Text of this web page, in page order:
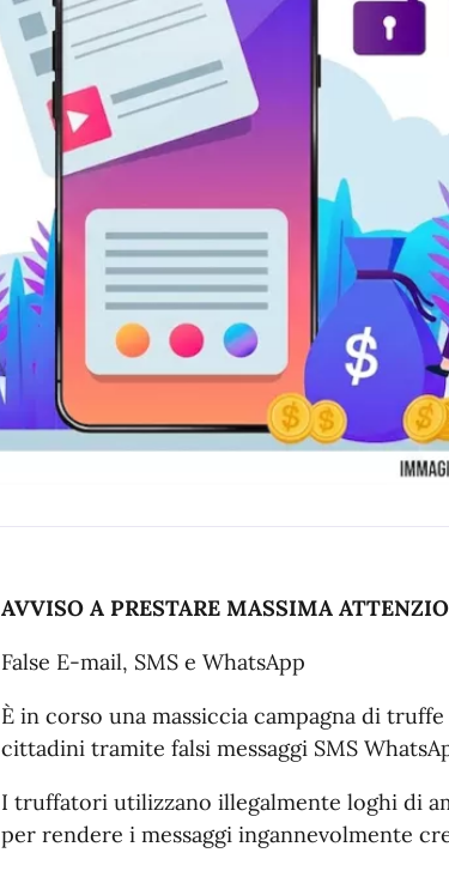
AVVISO A PRESTARE MASSIMA
False E-mail, SMS e WhatsApp
È in corso una massiccia campagna di
cittadini tramite falsi messaggi SMS
I truffatori utilizzano illegalmente loghi di
per rendere i messaggi ingannevolmente